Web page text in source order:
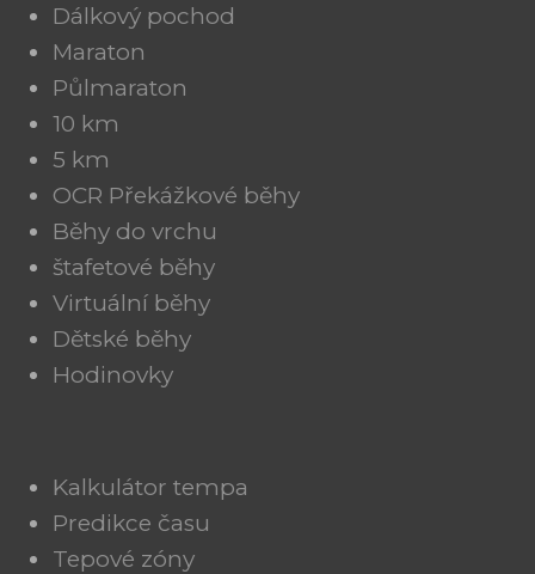
Dálkový pochod
Maraton
Půlmaraton
10 km
5 km
OCR Překážkové běhy
Běhy do vrchu
štafetové běhy
Virtuální běhy
Dětské běhy
Hodinovky
Kalkulátor tempa
Predikce času
Tepové zóny